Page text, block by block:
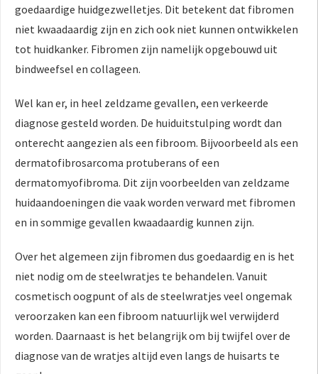
goedaardige huidgezwelletjes. Dit betekent dat fibromen
niet kwaadaardig zijn en zich ook niet kunnen ontwikkelen
tot huidkanker. Fibromen zijn namelijk opgebouwd uit
bindweefsel en collageen.
Wel kan er, in heel zeldzame gevallen, een verkeerde
diagnose gesteld worden. De huiduitstulping wordt dan
onterecht aangezien als een fibroom. Bijvoorbeeld als een
dermatofibrosarcoma protuberans of een
dermatomyofibroma. Dit zijn voorbeelden van zeldzame
huidaandoeningen die vaak worden verward met fibromen
en in sommige gevallen kwaadaardig kunnen zijn.
Over het algemeen zijn fibromen dus goedaardig en is het
niet nodig om de steelwratjes te behandelen. Vanuit
cosmetisch oogpunt of als de steelwratjes veel ongemak
veroorzaken kan een fibroom natuurlijk wel verwijderd
worden. Daarnaast is het belangrijk om bij twijfel over de
diagnose van de wratjes altijd even langs de huisarts te